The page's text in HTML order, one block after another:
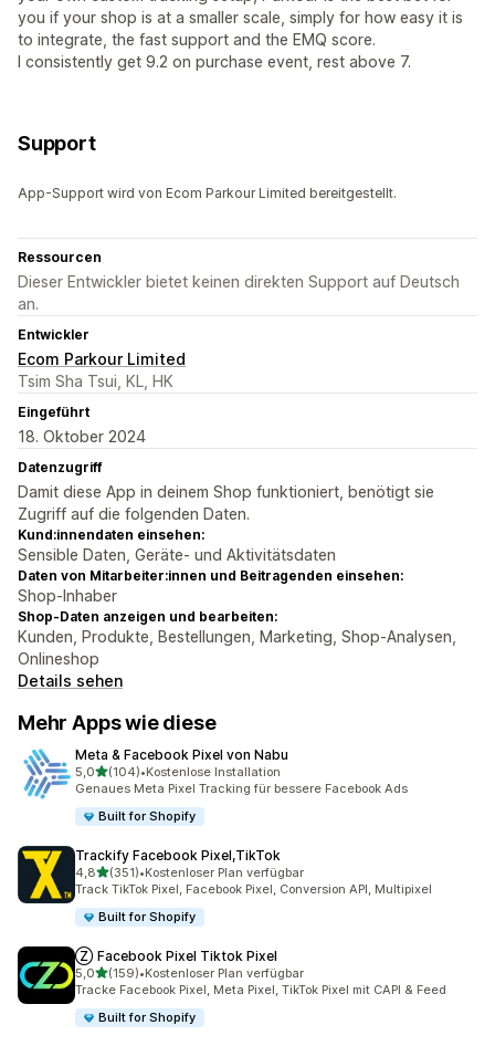
you if your shop is at a smaller scale, simply for how easy it is
to integrate, the fast support and the EMQ score.
I consistently get 9.2 on purchase event, rest above 7.
Support
App-Support wird von Ecom Parkour Limited bereitgestellt.
Ressourcen
Dieser Entwickler bietet keinen direkten Support auf Deutsch
an.
Entwickler
Ecom Parkour Limited
Tsim Sha Tsui, KL, HK
Eingeführt
18. Oktober 2024
Datenzugriff
Damit diese App in deinem Shop funktioniert, benötigt sie
Zugriff auf die folgenden Daten.
Kund:innendaten einsehen:
Sensible Daten, Geräte- und Aktivitätsdaten
Daten von Mitarbeiter:innen und Beitragenden einsehen:
Shop-Inhaber
Shop-Daten anzeigen und bearbeiten:
Kunden, Produkte, Bestellungen, Marketing, Shop-Analysen,
Onlineshop
Details sehen
Mehr Apps wie diese
Meta & Facebook Pixel von Nabu
5,0von 5 Sternen
(104)
104 Rezensionen insgesamt
•Kostenlose Installation
Genaues Meta Pixel Tracking für bessere Facebook Ads
Built for Shopify
Trackify Facebook Pixel,TikTok
4,8von 5 Sternen
(351)
351 Rezensionen insgesamt
•Kostenloser Plan verfügbar
Track TikTok Pixel, Facebook Pixel, Conversion API, Multipixel
Built for Shopify
Ⓩ Facebook Pixel Tiktok Pixel
5,0von 5 Sternen
(159)
159 Rezensionen insgesamt
•Kostenloser Plan verfügbar
Tracke Facebook Pixel, Meta Pixel, TikTok Pixel mit CAPI & Feed
Built for Shopify